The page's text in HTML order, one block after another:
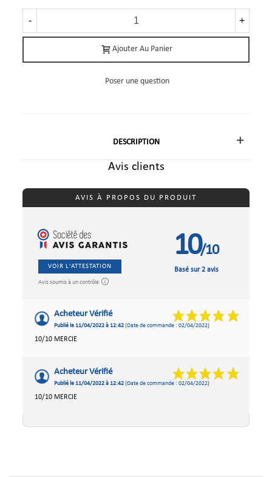
- +
Ajouter Au Panier
Poser une question
DESCRIPTION
Avis clients
AVIS À PROPOS DU PRODUIT
VOIR L'ATTESTATION
Avis soumis à un contrôle
10/10
Basé sur 2 avis
Acheteur Vérifié
Publié le 11/04/2022 à 12:42 (Date de commande : 02/04/2022)
10/10 MERCIE
Acheteur Vérifié
Publié le 11/04/2022 à 12:42 (Date de commande : 02/04/2022)
10/10 MERCIE